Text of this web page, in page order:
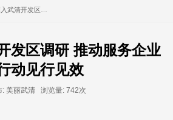
武清开发区调
发区调研 推动服务企业
动见行见效
: 美丽武清 浏览量: 742次